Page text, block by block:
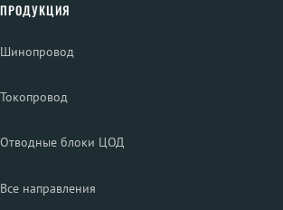
ПРОДУКЦИЯ
Шинопровод
Токопровод
Отводные блоки ЦОД
Все направления